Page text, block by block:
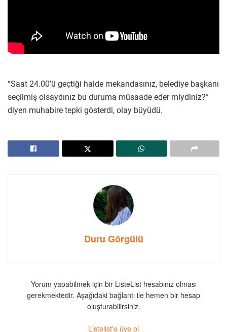
“Saat 24.00’ü geçtiği halde mekandasınız, belediye başkanı
seçilmiş olsaydınız bu duruma müsaade eder miydiniz?”
diyen muhabire tepki gösterdi, olay büyüdü.
Duru Görgülü
Yorum yapabilmek için bir ListeList hesabınız olması
gerekmektedir. Aşağıdaki bağlantı ile hemen bir hesap
oluşturabilirsiniz.
Listelist'e üye ol